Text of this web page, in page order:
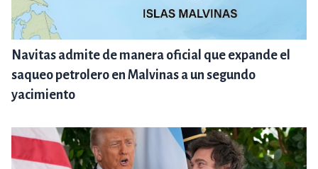
Navitas admite de manera oficial que expande el
saqueo petrolero en Malvinas a un segundo
yacimiento